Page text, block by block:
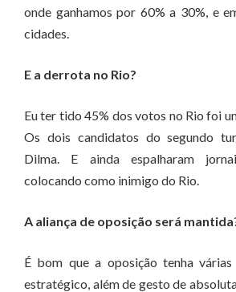
onde ganhamos por 60% a 30%, e
cidades.
E a derrota no Rio?
Eu ter tido 45% dos votos no Rio foi
Os dois candidatos do segundo
Dilma. E ainda espalharam
colocando como inimigo do Rio.
A aliança de oposição será
É bom que a oposição tenha
estratégico, além de gesto de